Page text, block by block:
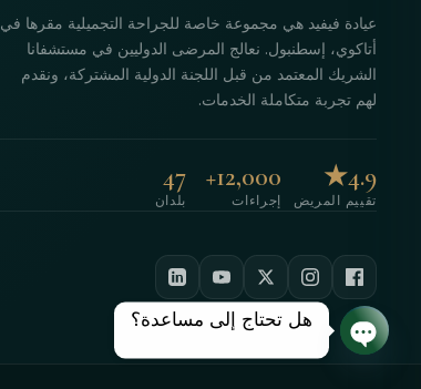
عيادة فيفيد هي مجموعة خاصة للجراحة التجميلية مقرها في
أتاكوي، إسطنبول. نعالج المرضى الدوليين في مستشفانا
الشريك المعتمد من قبل اللجنة الدولية المشتركة، ونقدم
لهم تجربة متكاملة الخدمات.
4.9★
تقييم المريض
12,000+
إجراءات
47
بلدان
هل تحتاج إلى مساعدة؟
دردشة مفتوحة